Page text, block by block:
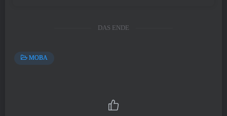
DAS ENDE
MOBA